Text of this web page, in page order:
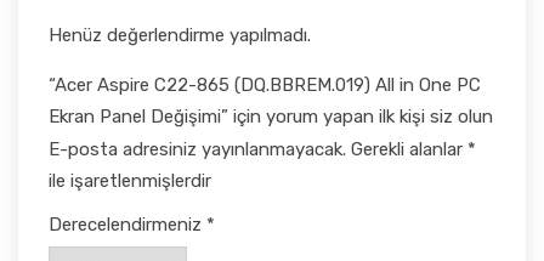
Henüz değerlendirme yapılmadı.
“Acer Aspire C22-865 (DQ.BBREM.019) All in One PC
Ekran Panel Değişimi” için yorum yapan ilk kişi siz olun
E-posta adresiniz yayınlanmayacak. Gerekli alanlar *
ile işaretlenmişlerdir
Derecelendirmeniz *